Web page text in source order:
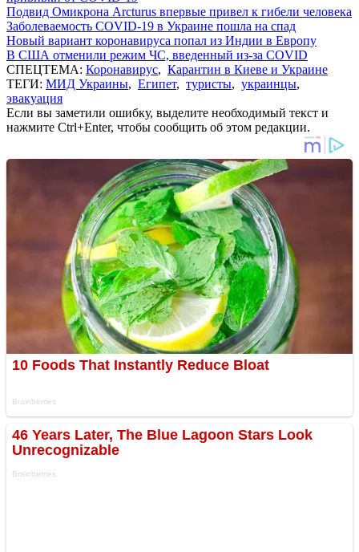
Подвид Омикрона Arcturus впервые привел к гибели человека
Заболеваемость COVID-19 в Украине пошла на спад
Новый вариант коронавируса попал из Индии в Европу
В США отменили режим ЧС, введенный из-за COVID
СПЕЦТЕМА: Коронавирус, Карантин в Киеве и Украине
ТЕГИ: МИД Украины, Египет, туристы, украинцы,
эвакуация
Если вы заметили ошибку, выделите необходимый текст и
нажмите Ctrl+Enter, чтобы сообщить об этом редакции.